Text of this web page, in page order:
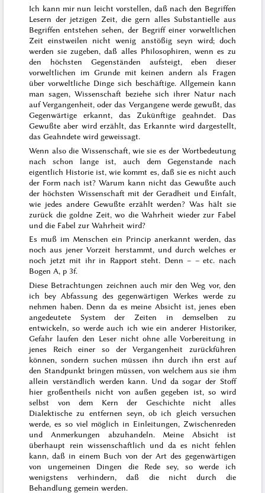
Ich kann mir nun leicht vorstellen, daß nach den Begriffen
Lesern der jetzigen Zeit, die gern alles Substantielle aus
Begriffen entstehen sehen, der Begriff einer vorweltlichen
Zeit einstweilen nicht wenig anstößig seyn wird; doch
werden sie zugeben, daß alles Philosophiren, wenn es zu
den höchsten Gegenständen aufsteigt, eben dieser
vorweltlichen im Grunde mit keinen andern als Fragen
über vorweltliche Dinge sich beschäftige. Allgemein kann
man sagen, Wissenschaft beziehe sich ihrer Natur nach
auf Vergangenheit, oder das Vergangene werde gewußt, das
Gegenwärtige erkannt, das Zukünftige geahndet. Das
Gewußte aber wird erzählt, das Erkannte wird dargestellt,
das Geahndete wird geweissagt.
Wenn also die Wissenschaft, wie sie es der Wortbedeutung
nach schon lange ist, auch dem Gegenstande nach
eigentlich Historie ist, wie kommt es, daß sie es nicht auch
der Form nach ist? Warum kann nicht das Gewußte auch
der höchsten Wissenschaft mit der Geradheit und Einfalt,
wie jedes andere Gewußte erzählt werden? Was hält sie
zurück die goldne Zeit, wo die Wahrheit wieder zur Fabel
und die Fabel zur Wahrheit wird?
Es muß im Menschen ein Princip anerkannt werden, das
noch aus jener Vorzeit herstammt, und durch welches er
noch jetzt mit ihr in Rapport steht. Denn – – etc. nach
Bogen A, p 3f.
Diese Betrachtungen zeichnen auch mir den Weg vor, den
ich bey Abfassung des gegenwärtigen Werkes werde zu
nehmen haben. Denn da es meine Absicht ist, jenes eben
angedeutete System der Zeiten in demselben zu
entwickeln, so werde auch ich wie ein anderer Historiker,
Gefahr laufen den Leser nicht ohne alle Vorbereitung in
jenes Reicheiner so der Vergangenheit zurückführen
können, sondern suchen müssen ihn durch ihn erst auf
den Standpunkt bringen müssen, von welchem aus sie ihm
allein verständlich werden kann. Und da sogar der Stoff
hier großentheils nicht von außen gegeben ist, so wird
selbst von dem Kern der Geschichte nicht alles
Dialektische zu entfernen seyn, ob ich gleich versuchen
werde, es so viel möglich in Einleitungen, Zwischenreden
und Anmerkungen abzuhandeln. Meine Absicht ist
überhaupt rein wissenschaftlich und da es nicht fehlen
kann, daß in einem Buch von der Art des gegenwärtigen
von ungemeinen Dingen die Rede sey, so werde ich
wenigstens verhindern, daß die nicht durch die
Behandlung gemein werden.